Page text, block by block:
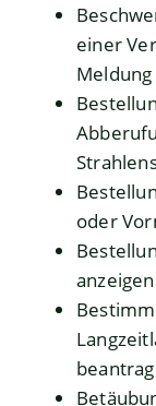
einer
oder
anzeigen